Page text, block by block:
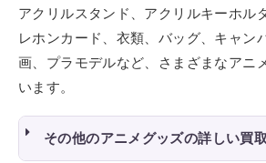
アクリルスタンド、アクリルキーホル
レホンカード、衣類、バッグ、キャン
画、プラモデルなど、さまざまなアニ
います。
その他のアニメグッズの詳しい買